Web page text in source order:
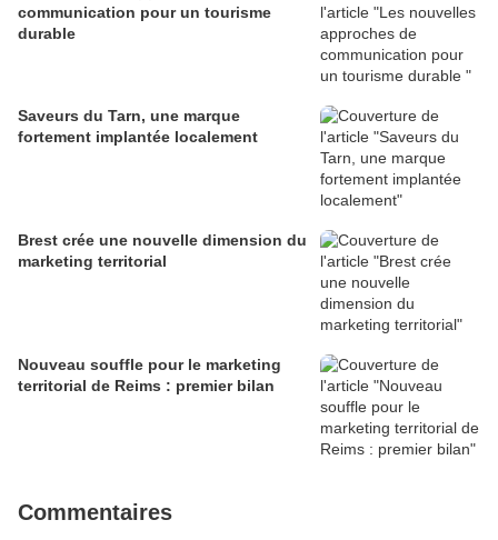
communication pour un tourisme
durable
Saveurs du Tarn, une marque
fortement implantée localement
Brest crée une nouvelle dimension du
marketing territorial
Nouveau souffle pour le marketing
territorial de Reims : premier bilan
Commentaires